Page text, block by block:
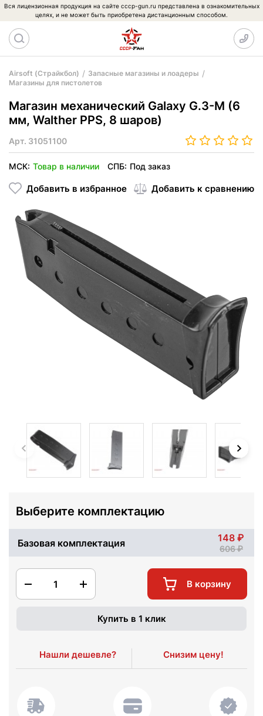
Вся лицензионная продукция на сайте cccp-gun.ru представлена в ознакомительных
целях, и не может быть приобретена дистанционным способом.
Airsoft (Страйкбол)
Запасные магазины и лоадеры
Магазины для пистолетов
Магазин механический Galaxy G.3-M (6
мм, Walther PPS, 8 шаров)
Арт. 31051100
МСК: Товар в наличии СПБ: Под заказ
Добавить в избранное Добавить к сравнению
Выберите комплектацию
Базовая комплектация 148
606
1 В корзину
Купить в 1 клик
Нашли дешевле? Снизим цену!